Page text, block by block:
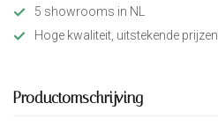
5 showrooms in NL
Hoge kwaliteit, uitstekende prijzen
Productomschrijving